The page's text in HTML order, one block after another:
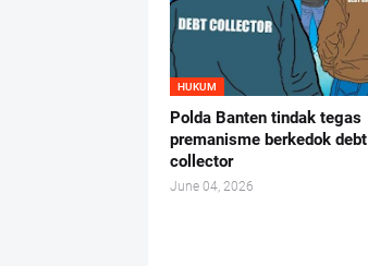
HUKUM
Polda Banten tindak tegas
premanisme berkedok debt
collector
June 04, 2026